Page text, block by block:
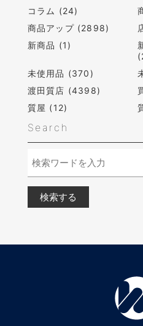
コラム (24)
商品アップ (2898)
新商品 (1)
未使用品 (370)
渡田質店 (4398)
質屋 (12)
Search